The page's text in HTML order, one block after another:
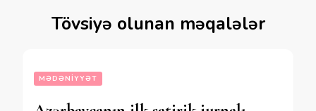
Tövsiyə olunan məqalələr
MƏDƏNIYYƏT